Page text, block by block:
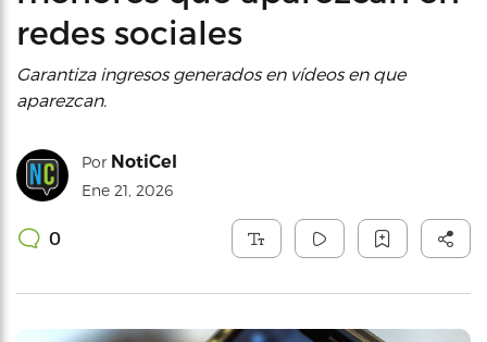
redes sociales
Garantiza ingresos generados en vídeos en que
aparezcan.
Por NotiCel
Ene 21, 2026
0